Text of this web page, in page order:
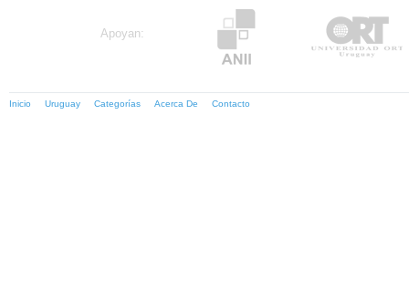
Apoyan:
Inicio Uruguay Categorías Acerca De Contacto